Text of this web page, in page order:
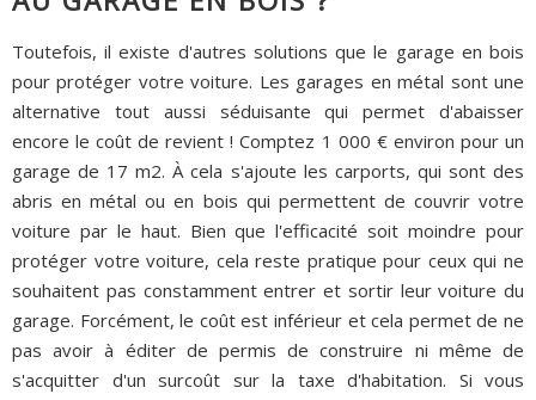
Toutefois, il existe d'autres solutions que le garage en bois
pour protéger votre voiture. Les garages en métal sont une
alternative tout aussi séduisante qui permet d'abaisser
encore le coût de revient ! Comptez 1 000 € environ pour un
garage de 17 m2. À cela s'ajoute les carports, qui sont des
abris en métal ou en bois qui permettent de couvrir votre
voiture par le haut. Bien que l'efficacité soit moindre pour
protéger votre voiture, cela reste pratique pour ceux qui ne
souhaitent pas constamment entrer et sortir leur voiture du
garage. Forcément, le coût est inférieur et cela permet de ne
pas avoir à éditer de permis de construire ni même de
s'acquitter d'un surcoût sur la taxe d'habitation. Si vous